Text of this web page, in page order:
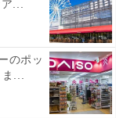
...
のポッ
ま...